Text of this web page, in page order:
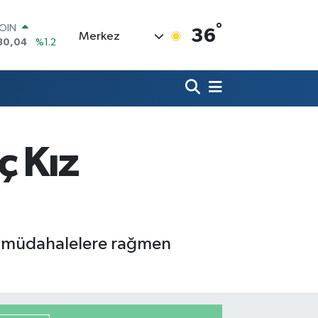
%0.17
%0.27
%-19
Merkez 36°
Kız
müdahalelere rağmen